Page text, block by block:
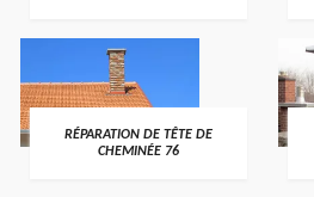
RÉPARATION DE TÊTE DE
CHEMINÉE 76